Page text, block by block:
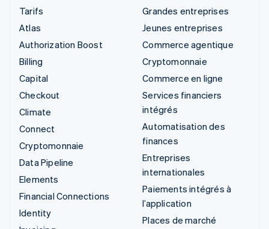
Tarifs
Atlas
Authorization Boost
Billing
Capital
Checkout
Climate
Connect
Cryptomonnaie
Data Pipeline
Elements
Financial Connections
Identity
Grandes entreprises
Jeunes entreprises
Commerce agentique
Cryptomonnaie
Commerce en ligne
Services financiers
intégrés
Automatisation des
finances
Entreprises
internationales
Paiements intégrés à
l’application
Places de marché